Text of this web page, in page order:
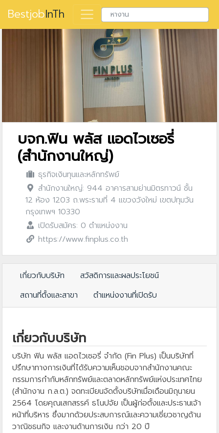
BestjobInTh
บจก.ฟิน พลัส แอดไวเซอรี่
(สำนักงานใหญ่)
ธุรกิจเงินทุนและหลักทรัพย์
สำนักงานใหญ่: 944 อาคารสามย่านมิตรทาวน์ ชั้น
12 ห้อง 1203 ถ.พระรามที่ 4 แขวงวังใหม่ เขตปทุมวัน
กรุงเทพฯ 10330
เปิดรับสมัคร: 0 ตำแหน่งงาน
https://www.finplus.co.th
เกี่ยวกับบริษัท
สวัสดิการและผลประโยชน์
สถานที่ตั้งและสาขา
ตำแหน่งงานที่เปิดรับ
เกี่ยวกับบริษัท
บริษัท ฟิน พลัส แอดไวเซอรี่ จำกัด (Fin Plus) เป็นบริษัทที่
ปรึกษาทางการเงินที่ได้รับความเห็นชอบจากสำนักงานคณะ
กรรมการกำกับหลักทรัพย์และตลาดหลักทรัพย์แห่งประเทศไทย
(สำนักงาน ก.ล.ต.) จดทะเบียนจัดตั้งบริษัทเมื่อเดือนมิถุนายน
2564 โดยคุณเสกสรรค์ ธโนปจัย เป็นผู้ก่อตั้งและประธานเจ้า
หน้าที่บริหาร ซึ่งมากด้วยประสบการณ์และความเชี่ยวชาญด้าน
วาณิชธนกิจ และงานด้านการเงิน กว่า 20 ปี